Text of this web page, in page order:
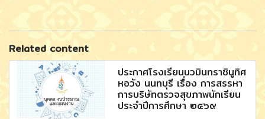
Related content
ประกาศโรงเรียนนวมินทราชินูทิศ
หอวัง นนทบุรี เรื่อง การสรรหา
การบริษัทตรวจสุขภาพนักเรียน
ประจำปีการศึกษา ๒๕๖๙